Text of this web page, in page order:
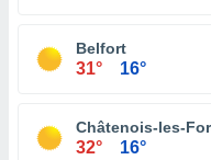
Belfort
31° 16°
Châtenois-les-
32° 16°